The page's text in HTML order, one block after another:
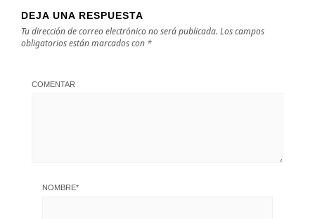
DEJA UNA RESPUESTA
Tu dirección de correo electrónico no será publicada. Los campos
obligatorios están marcados con *
COMENTAR
NOMBRE*